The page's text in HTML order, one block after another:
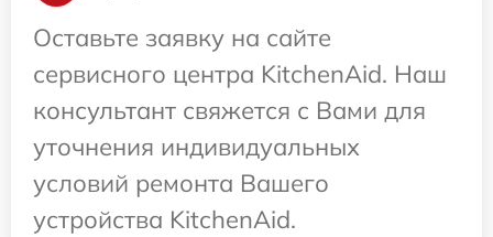
Оставьте заявку на сайте
сервисного центра KitchenAid. Наш
консультант свяжется с Вами для
уточнения индивидуальных
условий ремонта Вашего
устройства KitchenAid.